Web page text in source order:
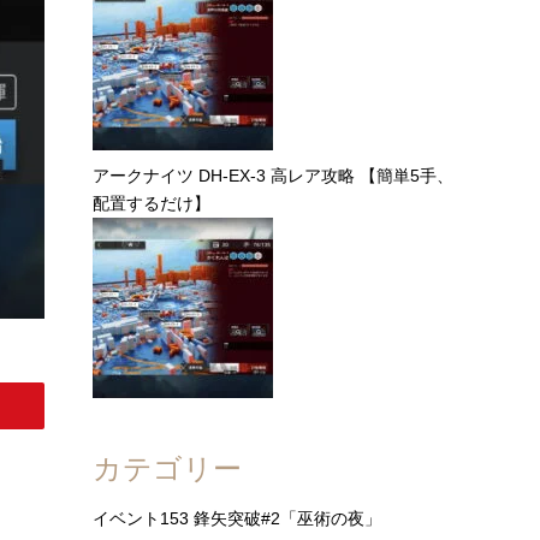
アークナイツ DH-EX-3 高レア攻略 【簡単5手、
配置するだけ】
カテゴリー
イベント153 鋒矢突破#2「巫術の夜」